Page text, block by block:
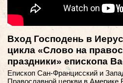
Вход Господень в
цикла «Слово на
праздники» епископа
Епископ Сан-Францисский и
Православной церкви в Америке